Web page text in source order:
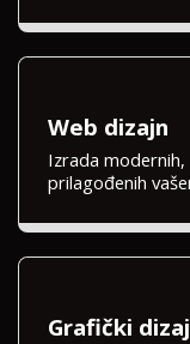
Web dizajn
Izrada
prilagođenih
Grafički